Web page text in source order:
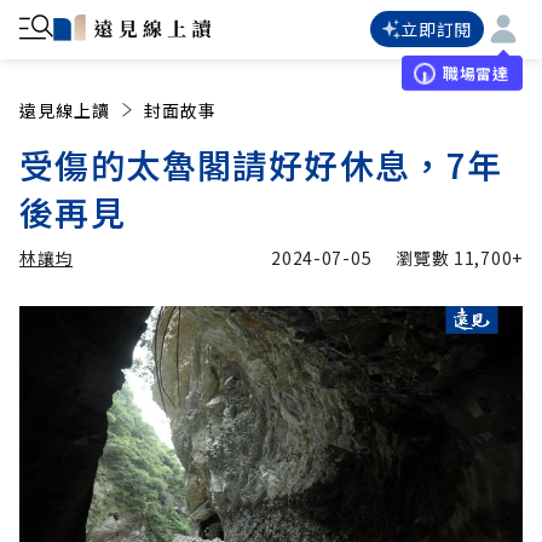
立即訂閱
職場雷達
遠見線上讀 封面故事
受傷的太魯閣請好好休息，7年
後再見
林讓均
林讓均 加入追蹤
2024-07-05 瀏覽數 11,700+